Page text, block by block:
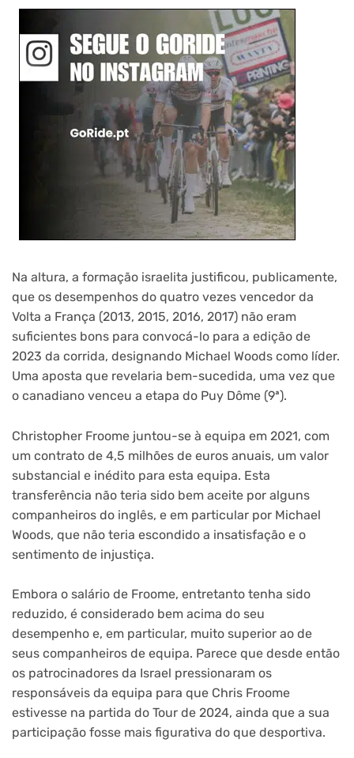
Na altura, a formação israelita justificou, publicamente,
que os desempenhos do quatro vezes vencedor da
Volta a França (2013, 2015, 2016, 2017) não eram
suficientes bons para convocá-lo para a edição de
2023 da corrida, designando Michael Woods como líder.
Uma aposta que revelaria bem-sucedida, uma vez que
o canadiano venceu a etapa do Puy Dôme (9ª).
Christopher Froome juntou-se à equipa em 2021, com
um contrato de 4,5 milhões de euros anuais, um valor
substancial e inédito para esta equipa. Esta
transferência não teria sido bem aceite por alguns
companheiros do inglês, e em particular por Michael
Woods, que não teria escondido a insatisfação e o
sentimento de injustiça.
Embora o salário de Froome, entretanto tenha sido
reduzido, é considerado bem acima do seu
desempenho e, em particular, muito superior ao de
seus companheiros de equipa. Parece que desde então
os patrocinadores da Israel pressionaram os
responsáveis da equipa para que Chris Froome
estivesse na partida do Tour de 2024, ainda que a sua
participação fosse mais figurativa do que desportiva.